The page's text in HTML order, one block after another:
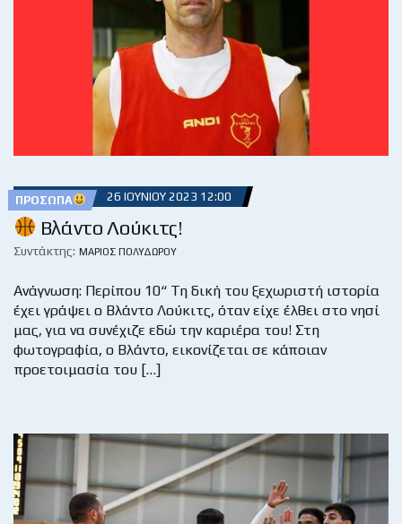
ΠΡΌΣΩΠΑ 26 ΙΟΥΝΊΟΥ 2023 12:00
Βλάντο Λούκιτς!
Συντάκτης: ΜΆΡΙΟΣ ΠΟΛΥΔΏΡΟΥ
Ανάγνωση: Περίπου 10“ Τη δική του ξεχωριστή ιστορία
έχει γράψει ο Βλάντο Λούκιτς, όταν είχε έλθει στο νησί
μας, για να συνέχιζε εδώ την καριέρα του! Στη
φωτογραφία, ο Βλάντο, εικονίζεται σε κάποιαν
προετοιμασία του […]